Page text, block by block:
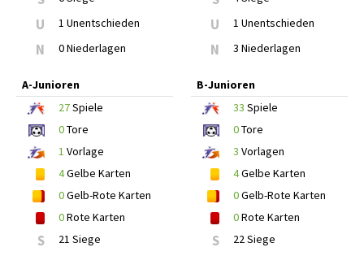
U 1 Unentschieden
N 0 Niederlagen
U 1 Unentschieden
N 3 Niederlagen
A-Junioren
27Spiele
0Tore
1 Vorlage
4Gelbe Karten
0Gelb-Rote Karten
0Rote Karten
S 21 Siege
B-Junioren
33 Spiele
0Tore
3 Vorlagen
4Gelbe Karten
0Gelb-Rote Karten
0Rote Karten
S 22 Siege